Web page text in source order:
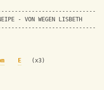
- VON WEGEN LISBETH
E
   (x3)